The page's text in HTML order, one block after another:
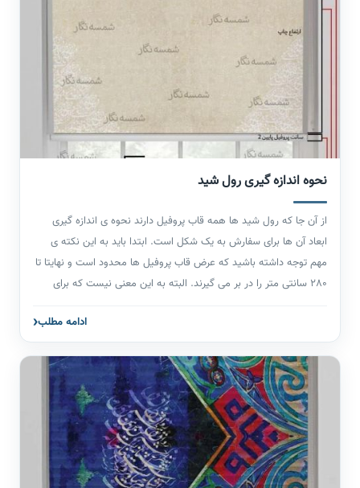
نحوه اندازه گیری رول شید
از آن جا که رول شید ها همه قاب پروفیل دارند نحوه ی اندازه گیری
ابعاد آن ها برای سفارش به یک شکل است. ابتدا باید به این نکته ی
مهم توجه داشته باشید که عرض قاب پروفیل ها محدود است و نهایتا تا
280 سانتی متر را در بر می گیرند. البته به این معنی نیست که برای
حالت این است که عرض را تقسیم کنید و بجای یک پرده از چند پرده
استفاده کنید. اندازه‌گیری دقیق رول شید اهمیت بسیار زیادی در فرآیند
انتخاب و نصب پرده دارد. این اهمیت از دو جهت قابل توجیه است. اولاً،
اگر اندازه‌گیری دقیق انجام نشود و رول شید اندازه‌های صحیح پنجره یا
محل نصب نداشته باشد، ممکن است پرده بیشتر یا کمتر از اندازه مورد
نیاز باشد که به شکل زیبایی و کارایی آن آسیب می‌زند. ثانیاً، اندازه‌گیری
دقیق اهمیت زیادی در سفارش و تولید رول شید دارد. اگر اندازه‌ها دقیقاً
باشند، رول شید به اندازه درست تولید می‌شود و در نتیجه نصب آسانتر
ادامه مطلب